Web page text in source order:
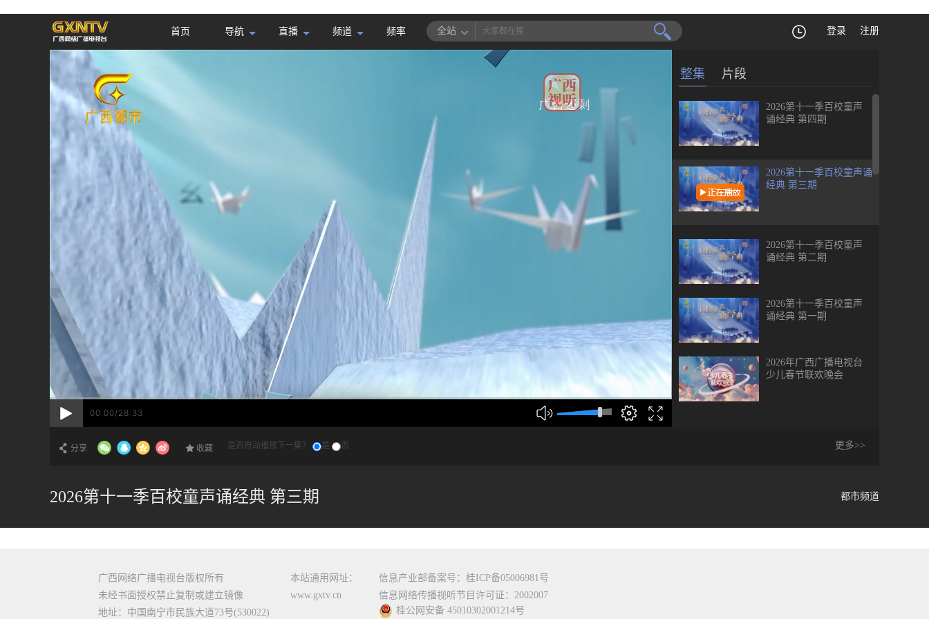
首页 导航 直播 频道 频率 全站 登录 注册
00:00/28:33
整集 片段
2026第十一季百校童声
诵经典 第四期
2026第十一季百校童声诵
经典 第三期
2026第十一季百校童声
诵经典 第二期
2026第十一季百校童声
诵经典 第一期
2026年广西广播电视台
少儿春节联欢晚会
小学经典文学作品朗诵
分享 收藏 是否自动播放下一集？ 是 否 更多>>
2026第十一季百校童声诵经典 第三期 都市频道
广西网络广播电视台版权所有
未经书面授权禁止复制或建立镜像
地址：中国南宁市民族大道73号(530022)
本站通用网址：
www.gxtv.cn
信息产业部备案号：桂ICP备05006981号
信息网络传播视听节目许可证：2002007
桂公网安备 45010302001214号